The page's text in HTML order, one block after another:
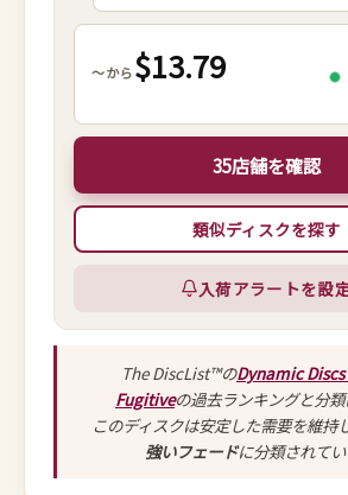
～から$13.79
35店舗を確認
類似ディスクを探す
入荷アラートを設
The DiscList™のDynamic
Fugitiveの過去ランキングと分類
このディスクは安定した需要を維持
強いフェードに分類されてい